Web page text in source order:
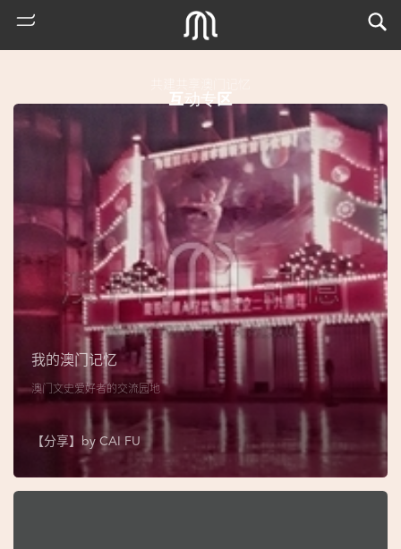
搜
地
阁
互动专区
我的澳门记忆
澳门文史爱好者的交流园地
【分享】by CAI FU